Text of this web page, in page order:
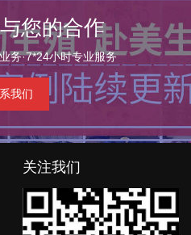
您的合作
务·7*24小时专业服务
我们
关注我们